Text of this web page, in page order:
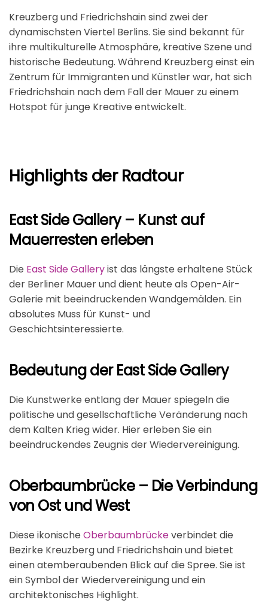
Kreuzberg und Friedrichshain sind zwei der
dynamischsten Viertel Berlins. Sie sind bekannt für
ihre multikulturelle Atmosphäre, kreative Szene und
historische Bedeutung. Während Kreuzberg einst ein
Zentrum für Immigranten und Künstler war, hat sich
Friedrichshain nach dem Fall der Mauer zu einem
Hotspot für junge Kreative entwickelt.
Highlights der Radtour
East Side Gallery – Kunst auf
Mauerresten erleben
Die East Side Galleryist das längste erhaltene Stück
der Berliner Mauer und dient heute als Open-Air-
Galerie mit beeindruckenden Wandgemälden. Ein
absolutes Muss für Kunst- und
Geschichtsinteressierte.
Bedeutung der East Side Gallery
Die Kunstwerke entlang der Mauer spiegeln die
politische und gesellschaftliche Veränderung nach
dem Kalten Krieg wider. Hier erleben Sie ein
beeindruckendes Zeugnis der Wiedervereinigung.
Oberbaumbrücke – Die Verbindung
von Ost und West
Diese ikonische Oberbaumbrückeverbindet die
Bezirke Kreuzberg und Friedrichshain und bietet
einen atemberaubenden Blick auf die Spree. Sie ist
ein Symbol der Wiedervereinigung und ein
architektonisches Highlight.